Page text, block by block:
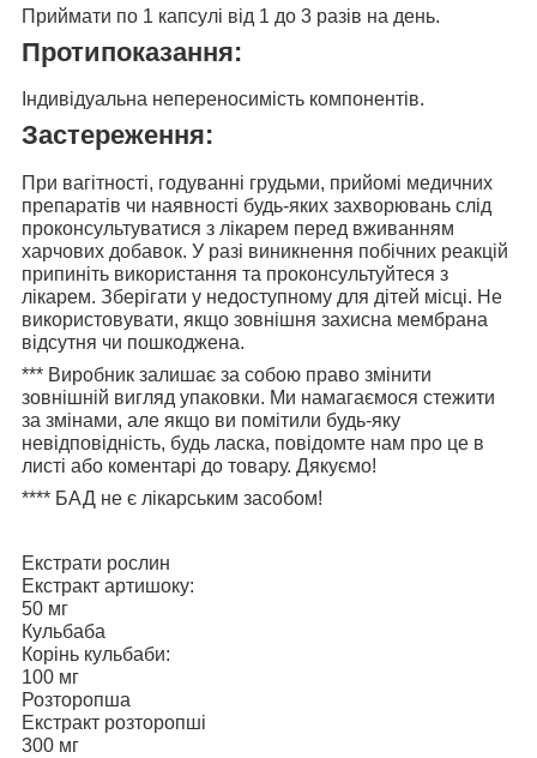
Приймати по 1 капсулі від 1 до 3 разів на день.
Протипоказання:
Індивідуальна непереносимість компонентів.
Застереження:
При вагітності, годуванні грудьми, прийомі медичних
препаратів чи наявності будь-яких захворювань слід
проконсультуватися з лікарем перед вживанням
харчових добавок. У разі виникнення побічних реакцій
припиніть використання та проконсультуйтеся з
лікарем. Зберігати у недоступному для дітей місці. Не
використовувати, якщо зовнішня захисна мембрана
відсутня чи пошкоджена.
*** Виробник залишає за собою право змінити
зовнішній вигляд упаковки. Ми намагаємося стежити
за змінами, але якщо ви помітили будь-яку
невідповідність, будь ласка, повідомте нам про це в
листі або коментарі до товару. Дякуємо!
**** БАД не є лікарським засобом!
Екстрати рослин
Екстракт артишоку:
50 мг
Кульбаба
Корінь кульбаби:
100 мг
Розторопша
Екстракт розторопші
300 мг